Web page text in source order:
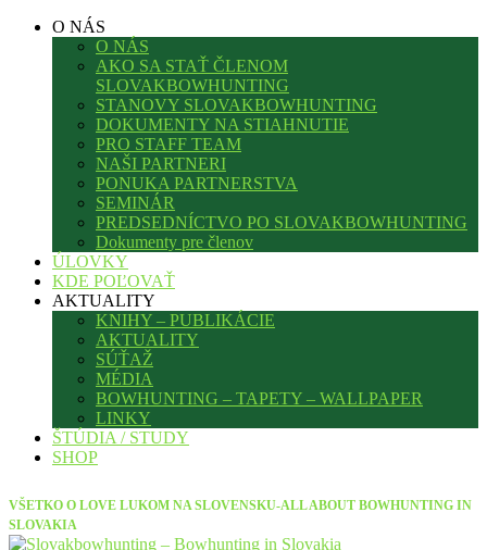
O NÁS
O NÁS
AKO SA STAŤ ČLENOM
SLOVAKBOWHUNTING
STANOVY SLOVAKBOWHUNTING
DOKUMENTY NA STIAHNUTIE
PRO STAFF TEAM
NAŠI PARTNERI
PONUKA PARTNERSTVA
SEMINÁR
PREDSEDNÍCTVO PO SLOVAKBOWHUNTING
Dokumenty pre členov
ÚLOVKY
KDE POĽOVAŤ
AKTUALITY
KNIHY – PUBLIKÁCIE
AKTUALITY
SÚŤAŽ
MÉDIA
BOWHUNTING – TAPETY – WALLPAPER
LINKY
ŠTÚDIA / STUDY
SHOP
VŠETKO O LOVE LUKOM NA SLOVENSKU-ALL ABOUT BOWHUNTING IN
SLOVAKIA